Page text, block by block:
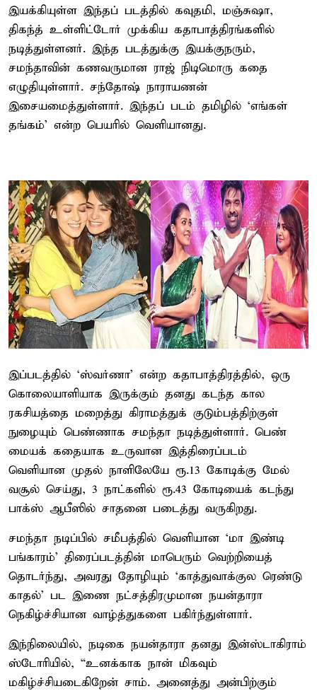
இயக்கியுள்ள இந்தப் படத்தில் கவுதமி, மஞ்சுஷா,
திகந்த் உள்ளிட்டோர் முக்கிய கதாபாத்திரங்களில்
நடித்துள்ளனர். இந்த படத்துக்கு இயக்குநரும்,
சமந்தாவின் கணவருமான ராஜ் நிடிமொரு கதை
எழுதியுள்ளார். சந்தோஷ் நாராயணன்
இசையமைத்துள்ளார். இந்தப் படம் தமிழில் ‘எங்கள்
தங்கம்’ என்ற பெயரில் வெளியானது.
இப்படத்தில் ‘ஸ்வர்ணா’ என்ற கதாபாத்திரத்தில், ஒரு
கொலையாளியாக இருக்கும் தனது கடந்த கால
ரகசியத்தை மறைத்து கிராமத்துக் குடும்பத்திற்குள்
நுழையும் பெண்ணாக சமந்தா நடித்துள்ளார். பெண்
மையக் கதையாக உருவான இத்திரைப்படம்
வெளியான முதல் நாளிலேயே ரூ.13 கோடிக்கு மேல்
வசூல் செய்து, 3 நாட்களில் ரூ.43 கோடியைக் கடந்து
பாக்ஸ் ஆபீஸில் சாதனை படைத்து வருகிறது.
சமந்தா நடிப்பில் சமீபத்தில் வெளியான ‘மா இண்டி
பங்காரம்’ திரைப்படத்தின் மாபெரும் வெற்றியைத்
தொடர்ந்து, அவரது தோழியும் ‘காத்துவாக்குல ரெண்டு
காதல்’ பட இணை நட்சத்திரமுமான நயன்தாரா
நெகிழ்ச்சியான வாழ்த்துகளை பகிர்ந்துள்ளார்.
இந்நிலையில், நடிகை நயன்தாரா தனது இன்ஸ்டாகிராம்
ஸ்டோரியில், “உனக்காக நான் மிகவும்
மகிழ்ச்சியடைகிறேன் சாம். அனைத்து அன்பிற்கும்